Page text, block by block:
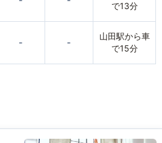
で13分
- -
山田駅から車
で15分